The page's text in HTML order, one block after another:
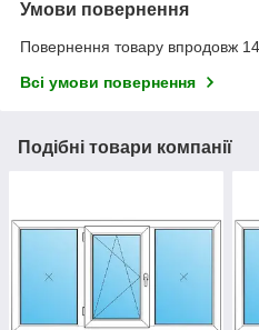
Умови повернення
Повернення товару впродовж
Всі умови повернення
Подібні товари компанії